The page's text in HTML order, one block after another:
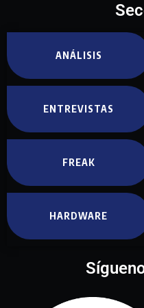
ANÁLISIS
ENTREVISTAS
FREAK
HARDWARE